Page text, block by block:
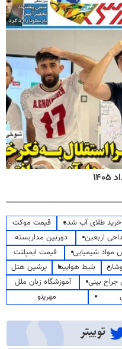
خرید طلای آب شده
قیمت موکت
اربعین
دوربین مداربسته
مواد شیمیایی
قیمت ایمپلنت
بلیط هواپیما
پرشین هتل
جراح بینی
آموزشگاه زبان ملل
مهرینو